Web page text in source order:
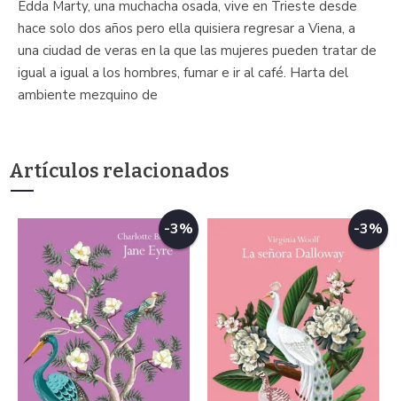
Edda Marty, una muchacha osada, vive en Trieste desde
hace solo dos años pero ella quisiera regresar a Viena, a
una ciudad de veras en la que las mujeres pueden tratar de
igual a igual a los hombres, fumar e ir al café. Harta del
ambiente mezquino de
Artículos relacionados
-3% -3%